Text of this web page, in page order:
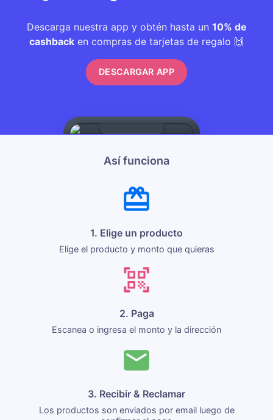
Descarga nuestra app y obtén hasta un 10% de
cashback en compras de tarjetas de regalo 🙌
DESCARGAR APP
Así funciona
1. Elige un producto
Elige el producto y monto que quieras
2. Paga
Escanea o ingresa el monto y la dirección
3. Recibir & Reclamar
Los productos son enviados por email luego de